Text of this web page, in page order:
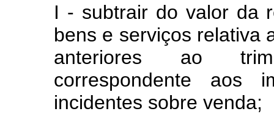
I - subtrair do valor da
bens e serviços relativa
anteriores ao
correspondente aos
incidentes sobre venda;